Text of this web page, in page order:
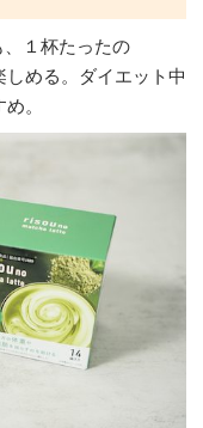
１杯たったの
める。ダイエット中
。